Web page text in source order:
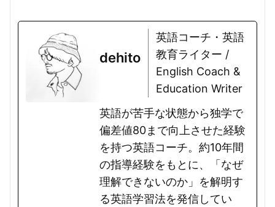
dehito
英語コーチ・英語
教育ライター /
English Coach &
Education Writer
英語が苦手な状態から独学で
偏差値80まで向上させた経験
を持つ英語コーチ。約10年間
の指導経験をもとに、「なぜ
理解できないのか」を解明す
る英語学習法を発信してい